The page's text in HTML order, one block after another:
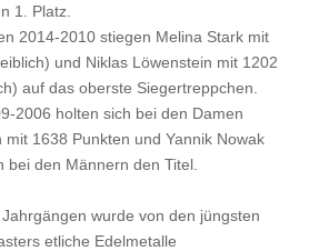
1. Platz.
2014-2010 stiegen Melina Stark mit
und Niklas Löwenstein mit 1202
auf das oberste Siegertreppchen.
2006 holten sich bei den Damen
mit 1638 Punkten und Yannik Nowak
bei den Männern den Titel.
wurde von den jüngsten
etliche Edelmetalle